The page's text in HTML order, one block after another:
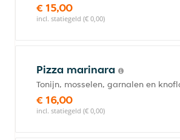
€ 15,00
incl. statiegeld (€ 0,00)
Pizza marinara
Tonijn, mosselen, garnalen en
€ 16,00
incl. statiegeld (€ 0,00)